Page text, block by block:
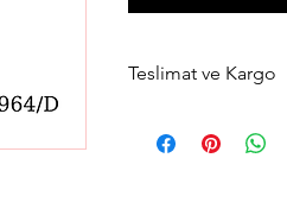
Teslimat ve Kargo
gün içerisinde